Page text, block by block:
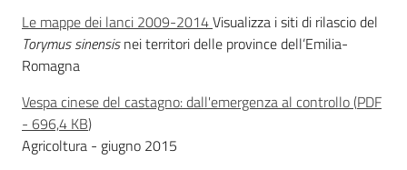
Difesa
sostenibile
Vivaismo
e
sementi
Le mappe dei lanci 2009-2014Visualizza i siti di rilascio del
Torymus sinensisnei territori delle province dell’Emilia-
Romagna
Vespa cinese del castagno: dall'emergenza al controllo(PDF
- 696,4 KB)
Agricoltura - giugno 2015